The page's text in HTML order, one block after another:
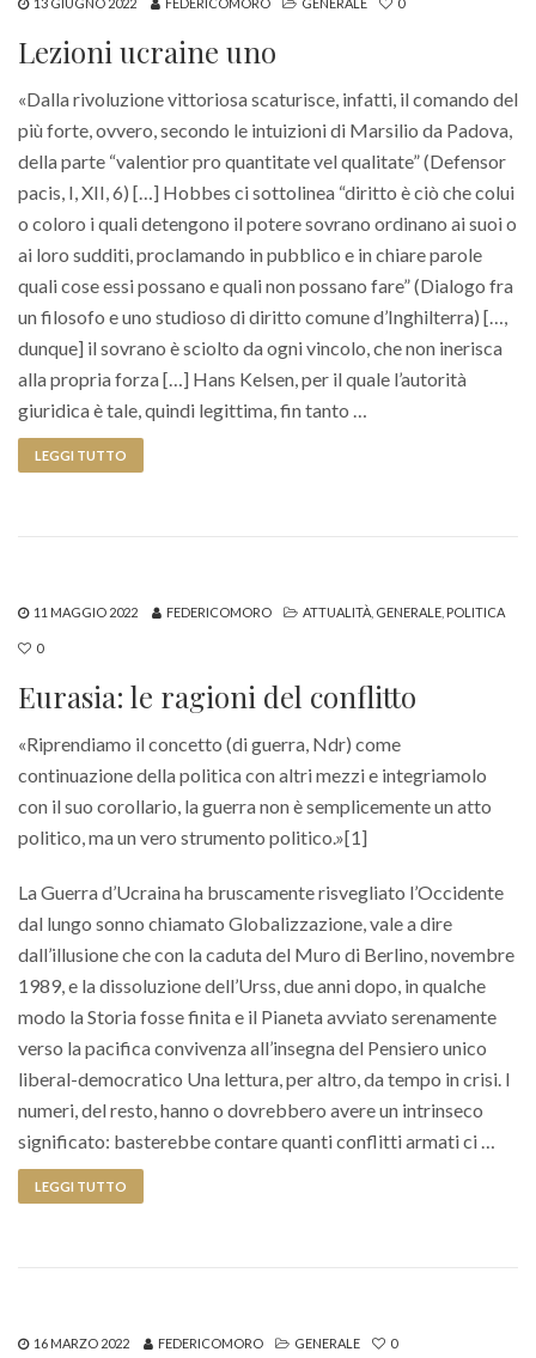
13 GIUGNO 2022 FEDERICOMORO GENERALE 0
Lezioni ucraine uno
«Dalla rivoluzione vittoriosa scaturisce, infatti, il comando del
più forte, ovvero, secondo le intuizioni di Marsilio da Padova,
della parte “valentior pro quantitate vel qualitate” (Defensor
pacis, I, XII, 6) […] Hobbes ci sottolinea “diritto è ciò che colui
o coloro i quali detengono il potere sovrano ordinano ai suoi o
ai loro sudditi, proclamando in pubblico e in chiare parole
quali cose essi possano e quali non possano fare” (Dialogo fra
un filosofo e uno studioso di diritto comune d’Inghilterra) […,
dunque] il sovrano è sciolto da ogni vincolo, che non inerisca
alla propria forza […] Hans Kelsen, per il quale l’autorità
giuridica è tale, quindi legittima, fin tanto …
LEGGI TUTTO
11 MAGGIO 2022 FEDERICOMORO ATTUALITÀ GENERALE POLITICA
0
Eurasia: le ragioni del conflitto
«Riprendiamo il concetto (di guerra, Ndr) come
continuazione della politica con altri mezzi e integriamolo
con il suo corollario, la guerra non è semplicemente un atto
politico, ma un vero strumento politico.»[1]
La Guerra d’Ucraina ha bruscamente risvegliato l’Occidente
dal lungo sonno chiamato Globalizzazione, vale a dire
dall’illusione che con la caduta del Muro di Berlino, novembre
1989, e la dissoluzione dell’Urss, due anni dopo, in qualche
modo la Storia fosse finita e il Pianeta avviato serenamente
verso la pacifica convivenza all’insegna del Pensiero unico
liberal-democratico Una lettura, per altro, da tempo in crisi. I
numeri, del resto, hanno o dovrebbero avere un intrinseco
significato: basterebbe contare quanti conflitti armati ci …
LEGGI TUTTO
16 MARZO 2022 FEDERICOMORO GENERALE 0